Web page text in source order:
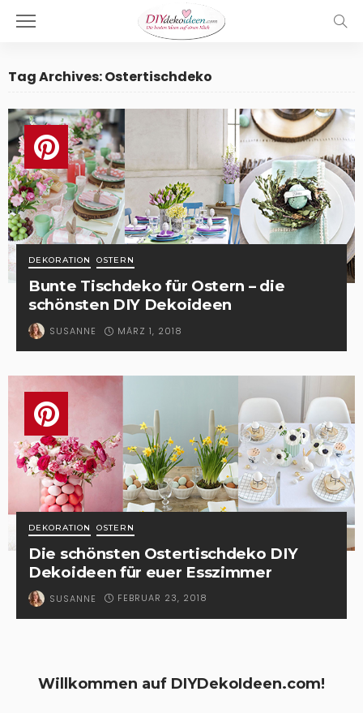
Tag Archives: Ostertischdeko
DEKORATION OSTERN
Bunte Tischdeko für Ostern – die
schönsten DIY Dekoideen
SUSANNE MÄRZ 1, 2018
DEKORATION OSTERN
Die schönsten Ostertischdeko DIY
Dekoideen für euer Esszimmer
SUSANNE FEBRUAR 23, 2018
Willkommen auf DIYDekoIdeen.com!